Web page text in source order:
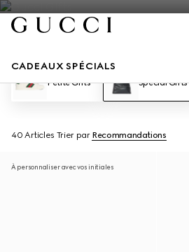
CADEAUX SPÉCIALS
Petite Gifts Special Gifts
40 Articles Trier par Recommandations
À personnaliser avec vos initiales